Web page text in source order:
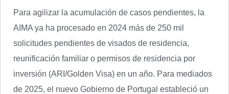
Para agilizar la acumulación de casos pendientes, la
AIMA ya ha procesado en 2024 más de 250 mil
solicitudes pendientes de visados de residencia,
reunificación familiar o permisos de residencia por
inversión (ARI/Golden Visa) en un año. Para mediados
de 2025, el nuevo Gobierno de Portugal estableció un